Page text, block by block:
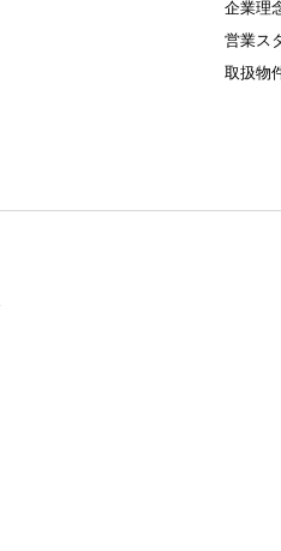
企業理
営業ス
取扱物